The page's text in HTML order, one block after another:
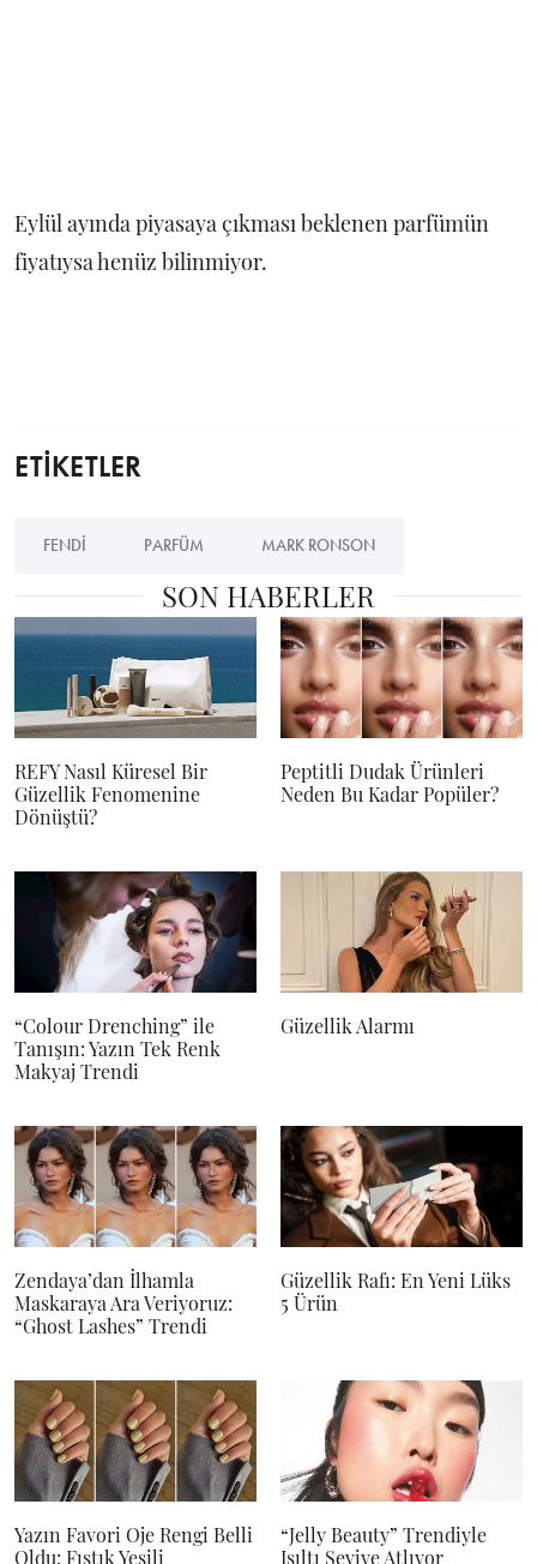
Eylül ayında piyasaya çıkması beklenen parfümün
fiyatıysa henüz bilinmiyor.
ETİKETLER
FENDI PARFÜM MARK RONSON
SON HABERLER
REFY Nasıl Küresel Bir
Güzellik Fenomenine
Dönüştü?
Peptitli Dudak Ürünleri
Neden Bu Kadar Popüler?
“Colour Drenching” ile
Tanışın: Yazın Tek Renk
Makyaj Trendi
Güzellik Alarmı
Zendaya’dan İlhamla
Maskaraya Ara Veriyoruz:
“Ghost Lashes” Trendi
Güzellik Rafı: En Yeni Lüks
5 Ürün
Yazın Favori Oje Rengi Belli
Oldu: Fıstık Yeşili
“Jelly Beauty” Trendiyle
Işıltı Seviye Atlıyor